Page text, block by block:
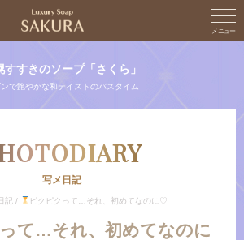
すすきのソープ「さくら」
で艶やかな和テイストのバスタイム
写メ日記
記 / ピクピクって…それ、初めてなのに♡
て…それ、初めてなのに